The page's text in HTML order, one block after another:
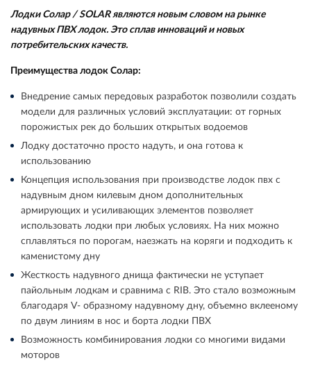
Лодки Солар / SOLAR являются новым словом на рынке
надувных ПВХ лодок. Это сплав инноваций и новых
потребительских качеств.
Преимущества лодок Солар:
Внедрение самых передовых разработок позволили создать
модели для различных условий эксплуатации: от горных
порожистых рек до больших открытых водоемов
Лодку достаточно просто надуть, и она готова к
использованию
Концепция использования при производстве лодок пвх с
надувным дном килевым дном дополнительных
армирующих и усиливающих элементов позволяет
использовать лодки при любых условиях. На них можно
сплавляться по порогам, наезжать на коряги и подходить к
каменистому дну
Жесткость надувного днища фактически не уступает
пайольным лодкам и сравнима с RIB. Это стало возможным
благодаря V- образному надувному дну, объемно вклееному
по двум линиям в нос и борта лодки ПВХ
Возможность комбинирования лодки со многими видами
моторов